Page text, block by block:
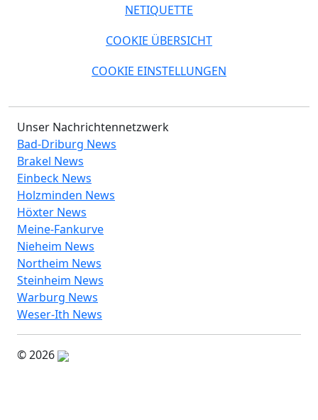
NETIQUETTE
COOKIE ÜBERSICHT
COOKIE EINSTELLUNGEN
Unser Nachrichtennetzwerk
Bad-Driburg News
Brakel News
Einbeck News
Holzminden News
Höxter News
Meine-Fankurve
Nieheim News
Northeim News
Steinheim News
Warburg News
Weser-Ith News
© 2026